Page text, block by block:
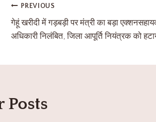
PREVIOUS
गेहूं खरीदी में गड़बड़ी पर मंत्री का बड़ा
अधिकारी निलंबित, जिला आपूर्ति नियंत्रक को